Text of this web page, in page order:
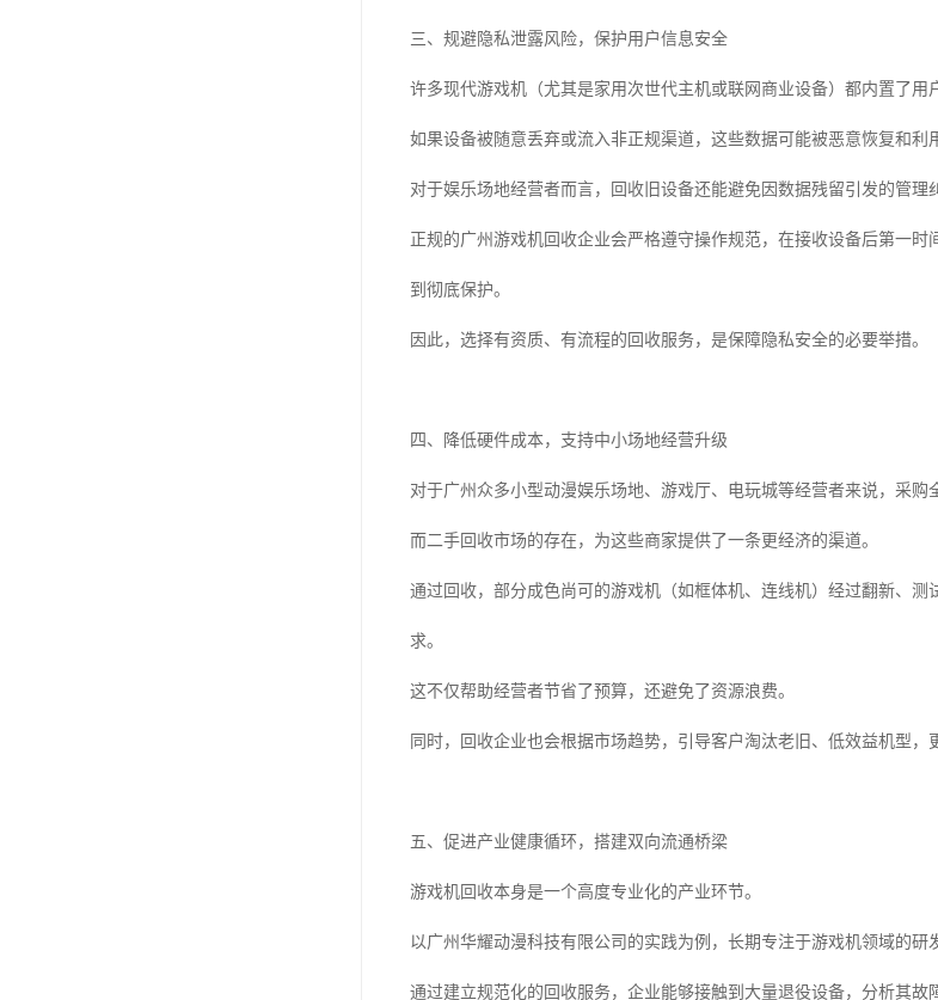
三、规避隐私泄露风险，保护用户信息安全
许多现代游戏机（尤其是家用次世代主机或联网商业设备）都内置了
如果设备被随意丢弃或流入非正规渠道，这些数据可能被恶意恢复和利
对于娱乐场地经营者而言，回收旧设备还能避免因数据残留引发的管理
正规的广州游戏机回收企业会严格遵守操作规范，在接收设备后第一
到彻底保护。
因此，选择有资质、有流程的回收服务，是保障隐私安全的必要举措。
四、降低硬件成本，支持中小场地经营升级
对于广州众多小型动漫娱乐场地、游戏厅、电玩城等经营者来说，采购
而二手回收市场的存在，为这些商家提供了一条更经济的渠道。
通过回收，部分成色尚可的游戏机（如框体机、连线机）经过翻新、
求。
这不仅帮助经营者节省了预算，还避免了资源浪费。
同时，回收企业也会根据市场趋势，引导客户淘汰老旧、低效益机型
五、促进产业健康循环，搭建双向流通桥梁
游戏机回收本身是一个高度专业化的产业环节。
以广州华耀动漫科技有限公司的实践为例，长期专注于游戏机领域的研
通过建立规范化的回收服务，企业能够接触到大量退役设备，分析其